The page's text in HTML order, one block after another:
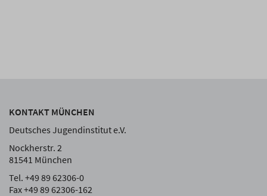
KONTAKT MÜNCHEN
Deutsches Jugendinstitut e.V.
Nockherstr. 2
81541 München
Tel. +49 89 62306-0
Fax +49 89 62306-162